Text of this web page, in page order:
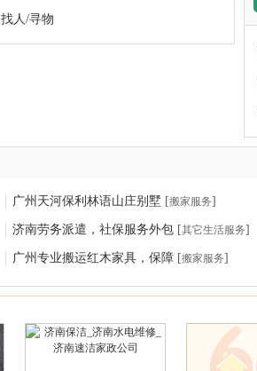
找人/寻物
广州天河保利林语山庄别墅 [搬家服务]
济南劳务派遣，社保服务外包[其它生活服务]
广州专业搬运红木家具，保障[搬家服务]